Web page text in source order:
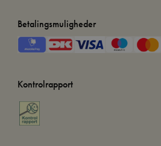
Betalingsmuligheder
Kontrolrapport